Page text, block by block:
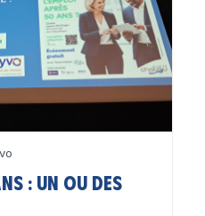
: un ou des